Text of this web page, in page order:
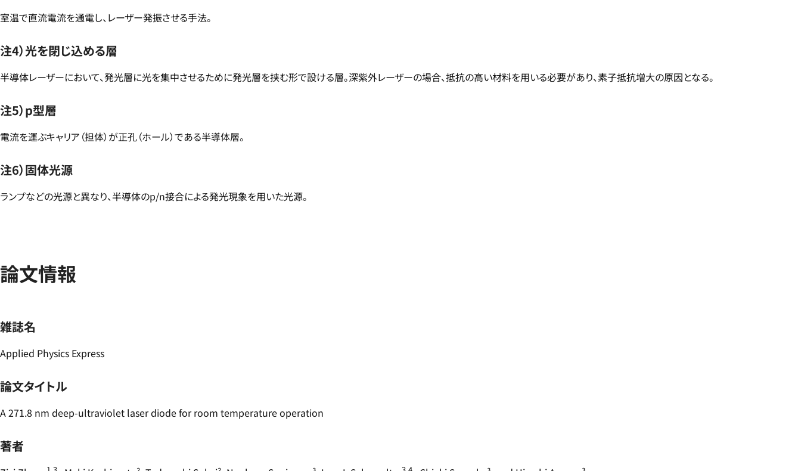
室温で直流電流を通電し、レーザー発振させる手法。
注4）光を閉じ込める層
半導体レーザーにおいて、発光層に光を集中させるために発光層を挟む形で設ける層。深紫外レーザーの場合、抵抗の高い材料を用いる必要があり、素子抵抗増大の原因となる。
注5）p型層
電流を運ぶキャリア（担体）が正孔（ホール）である半導体層。
注6）固体光源
ランプなどの光源と異なり、半導体のp/n接合による発光現象を用いた光源。
論文情報
雑誌名
Applied Physics Express
論文タイトル
A 271.8 nm deep-ultraviolet laser diode for room temperature operation
著者